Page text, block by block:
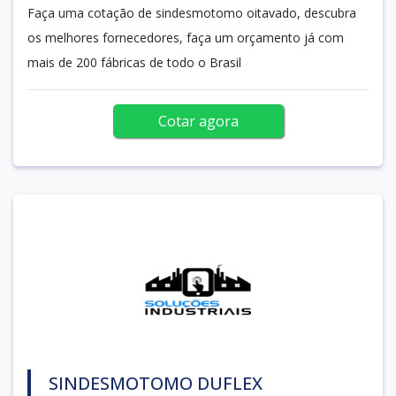
Faça uma cotação de sindesmotomo oitavado, descubra
os melhores fornecedores, faça um orçamento já com
mais de 200 fábricas de todo o Brasil
Cotar agora
SINDESMOTOMO DUFLEX